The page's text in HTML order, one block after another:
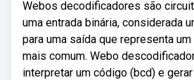
Webos decodificadores são
uma entrada binária, considerada
para uma saída que representa
mais comum. Webo
interpretar um código (bcd) e